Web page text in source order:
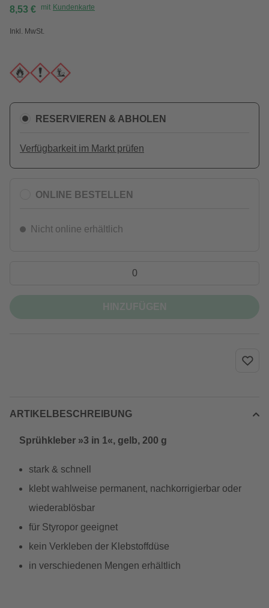
8,53 € mit Kundenkarte
Inkl. MwSt.
RESERVIEREN & ABHOLEN
Verfügbarkeit im Markt prüfen
ONLINE BESTELLEN
Nicht online erhältlich
ARTIKELBESCHREIBUNG
Sprühkleber »3 in 1«, gelb, 200 g
stark & schnell
klebt wahlweise permanent, nachkorrigierbar oder
wiederablösbar
für Styropor geeignet
kein Verkleben der Klebstoffdüse
in verschiedenen Mengen erhältlich